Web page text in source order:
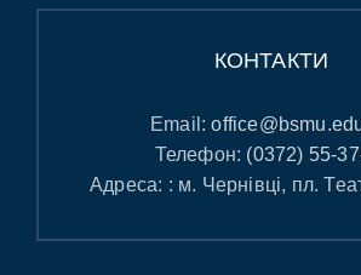
КОНТАКТИ
Email:
Телефон: (0372) 55-
Адреса: : м. Чернівці, пл.